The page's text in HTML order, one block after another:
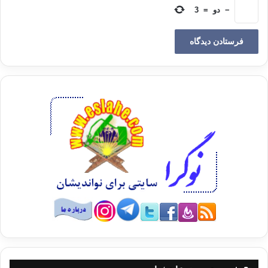
نشان ميدهد، زماني است كه وي براي ورود به جماعت اخوان انتخاب كرده بود!
محنت بسيار سخت و دردناك قرار داشتند.
وي پيش از پيوستن به اخوان از مقربان عبدالناصر و سران دولت بود كه
نقشه هاي آنها عليه اخوان و از ميزان كينه سياهي كه نسبت به اين جماعت در
دل داشتند و نيز از توطئه هاي داخلي و خارجيي كه به وسيله نيروهاي بيگانه و
عوامل داخلي آنها عليه اخوان صورت ميگرفت، اطلاع داشت.
آري وي از تمامي اينها مطلع بود… با اين همه، دنيا و زخارف موجود در آن را نزد
عبدالناصر و سران انقلاب واگذاشت و از پُست و مقام و ثروت و مناصبي كه در
اختيارشان بود، چشم پوشيده و راه اخوان را در پيش گرفت و به عضويت آن
جماعت در آمد، در حالي كه از مصايبي كه در انتظارشان بود، خبر داشت و
محنت ها، رنجها، خون، شكنجه ها و … را تقريباً با چشمان خود ميديد، اما با اين
وجود باز هم به اخوان پيوست! بيگمان پيوست سيد به اخوان در چنين مرحله اي
گزيني و عافيت طلبي!
− دو =
3